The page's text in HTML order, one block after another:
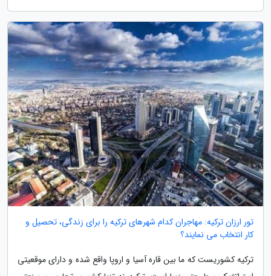
تور ارزان ترکیه: مهاجران کدام شهرهای ترکیه را برای زندگی، تحصیل و
کار انتخاب می نمایند؟
ترکیه کشوریست که ما بین قاره آسیا و اروپا واقع شده و دارای موقعیتی